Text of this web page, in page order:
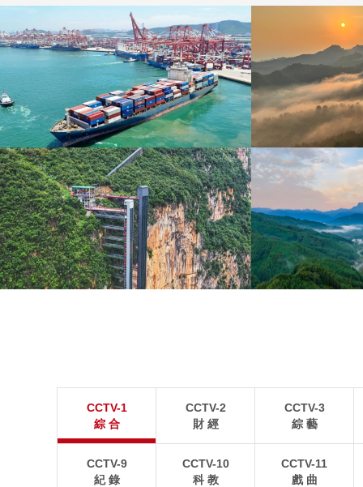
青島港今年新辟16條國際航線
8月5日，“科倫坡”輪緩緩駛離山東港口青島港前灣聯
河北承德：金山
8月6日，河北承德，
二號懸崖電梯“扶搖梯”近日正式投運，將山鄉學子單
程3個多小時的求學路縮減至30分鐘。
瓦屋山雄渾平頂與峨
CCTV-1
綜 合
CCTV-2
財 經
CCTV-3
綜 藝
CCTV-9
紀 錄
CCTV-10
科 教
CCTV-11
戲 曲